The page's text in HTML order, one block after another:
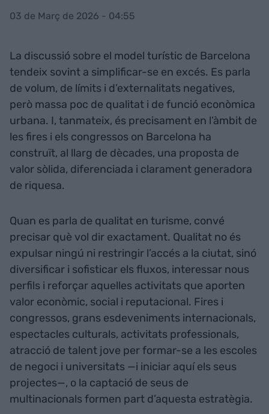
03 de Març de 2026 - 04:55
La discussió sobre el model turístic de Barcelona
tendeix sovint a simplificar-se en excés. Es parla
de volum, de límits i d’externalitats negatives,
però massa poc de qualitat i de funció econòmica
urbana. I, tanmateix, és precisament en l’àmbit de
les fires i els congressos on Barcelona ha
construït, al llarg de dècades, una proposta de
valor sòlida, diferenciada i clarament generadora
de riquesa.
Quan es parla de qualitat en turisme, convé
precisar què vol dir exactament. Qualitat no és
expulsar ningú ni restringir l’accés a la ciutat, sinó
diversificar i sofisticar els fluxos, interessar nous
perfils i reforçar aquelles activitats que aporten
valor econòmic, social i reputacional. Fires i
congressos, grans esdeveniments internacionals,
espectacles culturals, activitats professionals,
atracció de talent jove per formar-se a les escoles
de negoci i universitats —i iniciar aquí els seus
projectes—, o la captació de seus de
multinacionals formen part d’aquesta estratègia.